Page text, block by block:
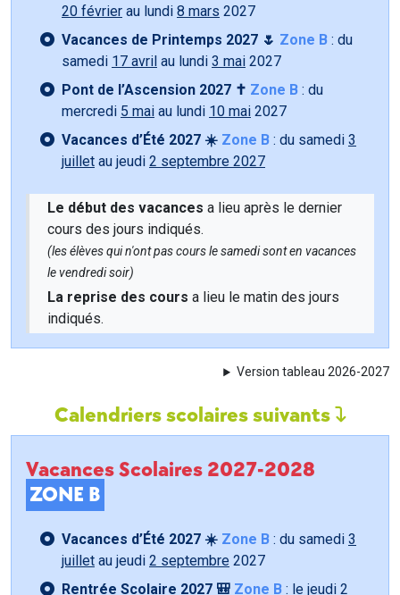
20 février au lundi 8 mars 2027
Vacances de Printemps 2027 🌷 Zone B : du
samedi 17 avril au lundi 3 mai 2027
Pont de l’Ascension 2027 ✝️ Zone B : du
mercredi 5 mai au lundi 10 mai 2027
Vacances d’Été 2027 ☀️ Zone B : du samedi 3
juillet au jeudi 2 septembre 2027
Le début des vacances a lieu après le dernier
cours des jours indiqués.
(les élèves qui n'ont pas cours le samedi sont en vacances
le vendredi soir)
La reprise des cours a lieu le matin des jours
indiqués.
Version tableau 2026-2027
Calendriers scolaires suivants
Vacances Scolaires 2027-2028
ZONE B
Vacances d’Été 2027 ☀️ Zone B : du samedi 3
juillet au jeudi 2 septembre 2027
Rentrée Scolaire 2027 🎒 Zone B : le jeudi 2